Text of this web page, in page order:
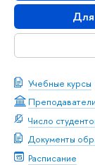
Для
Учебные курсы
Преподаватели
Число
Документы
Расписание